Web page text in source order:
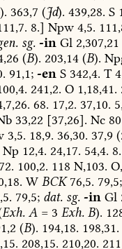
363,7 (Jd). 439,28. S
8.] Npw4,5.
sg. -inGl2,307,21
(B). 203,14 (B).
91,1; -enS342,4. T
241,2. O1,18,41.
68. 17,2. 37,10.
33,22 [37,26]. Nc
3,5. 18,9. 36,30. 37,9
Np12,4. 24,17. 54,4. 8.
100,2. 118 N,103.
W BCK76,5. 79,5;
79,5; dat.sg. -inGl
Exh.A=3 Exh.B).
(B). 194,18. 198,31.
208,15. 210,20.